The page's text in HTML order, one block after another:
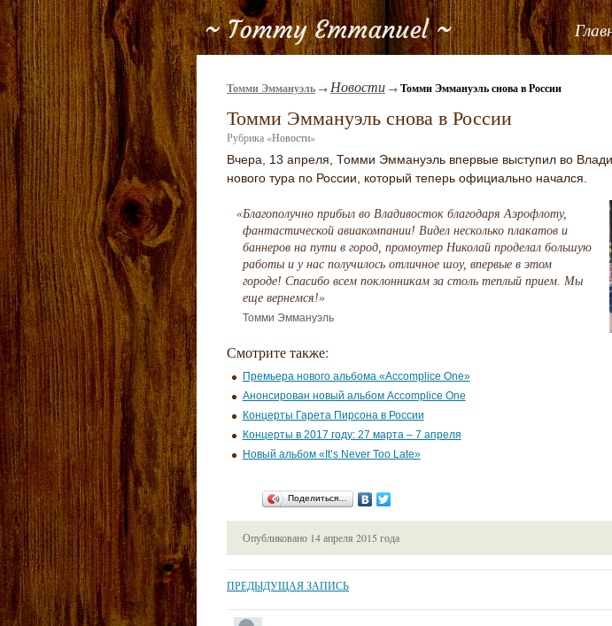
Томми Эммануэль → Новости → Томми Эммануэль снова в России
Томми Эммануэль снова в России
Рубрика «Новости»
Вчера, 13 апреля, Томми Эммануэль впервые выступил во
нового тура по России, который теперь официально начался.
«Благополучно прибыл во Владивосток благодаря Аэрофлоту,
фантастической авиакомпании! Видел несколько плакатов и
баннеров на пути в город, промоутер Николай проделал большую
работы и у нас получилось отличное шоу, впервые в этом
городе! Спасибо всем поклонникам за столь теплый прием. Мы
еще вернемся!»
Томми Эммануэль
Смотрите также:
Премьера нового альбома «Accomplice One»
Анонсирован новый альбом Accomplice One
Концерты Гарета Пирсона в России
Концерты в 2017 году: 27 марта – 7 апреля
Новый альбом «It’s Never Too Late»
Поделиться…
Опубликовано 14 апреля 2015 года
ПРЕДЫДУЩАЯ ЗАПИСЬ